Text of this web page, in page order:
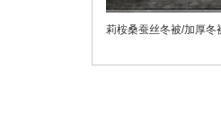
莉桉桑蚕丝冬被/加厚冬